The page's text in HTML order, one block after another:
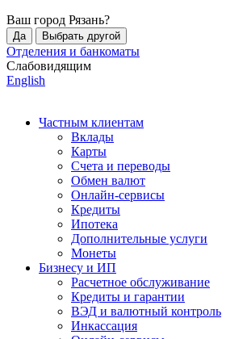
Ваш город Рязань?
Да Выбрать другой
Отделения и банкоматы
Слабовидящим
English
Частным клиентам
Вклады
Карты
Счета и переводы
Обмен валют
Онлайн-сервисы
Кредиты
Ипотека
Дополнительные услуги
Монеты
Бизнесу и ИП
Расчетное обслуживание
Кредиты и гарантии
ВЭД и валютный контроль
Инкассация